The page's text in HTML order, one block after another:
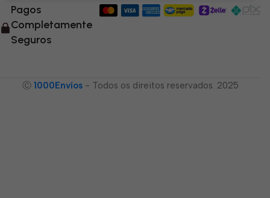
Pagos
Completamente
Seguros
Ⓒ 1000Envíos - Todos os direitos reservados. 2025